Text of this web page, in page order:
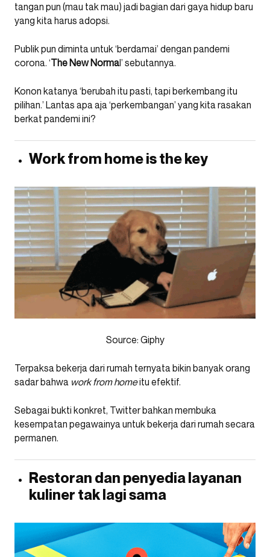
tangan pun (mau tak mau) jadi bagian dari gaya hidup baru
yang kita harus adopsi.
Publik pun diminta untuk ‘berdamai’ dengan pandemi
corona. ‘The New Normal’ sebutannya.
Konon katanya ‘berubah itu pasti, tapi berkembang itu
pilihan.’ Lantas apa aja ‘perkembangan’ yang kita rasakan
berkat pandemi ini?
Work from home is the key
Source: Giphy
Terpaksa bekerja dari rumah ternyata bikin banyak orang
sadar bahwa work from homeitu efektif.
Sebagai bukti konkret, Twitter bahkan membuka
kesempatan pegawainya untuk bekerja dari rumah secara
permanen.
Restoran dan penyedia layanan
kuliner tak lagi sama